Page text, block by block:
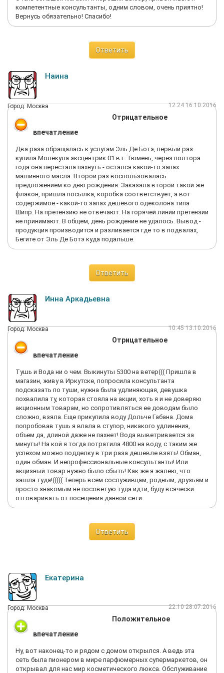
компетентные консультанты, одним словом, очень приятно!
Вернусь обязательно! Спасибо!
Ответить
Наина
Город: Москва 12:24 16.10.2016
Отрицательное
впечатление
Два раза обращалась к услугам Эль Де Ботэ, первый раз
купила Молекула эксцентрик 01 в г. Тюмень, через полтора
года она перестала пахнуть - остался какой-то запах
машинного масла. Второй раз воспользовалась
предложением ко дню рождения. Заказала второй такой же
флакон, пришла посылка, коробка соответствует, а вот
содержимое - какой-то запах дешёвого одеколона типа
Шипр. На претензию не отвечают. На горячей линии претензии
не принимают. В общем, день рождение не удалось. Вывод -
продукция производится и разливается где то в подвалах,
Бегите от Эль Де Ботэ куда подальше.
Ответить
Инна Аркадьевна
Город: Москва 10:45 13.10.2016
Отрицательное
впечатление
Тушь и Вода ни о чем. Выкинуты 5300 на ветер((( Пришла в
магазин, живу в Иркутске, попросила консультанта
подсказать по туши, нужна была удлиняющая, девушка
похвалила ту, которая стояла на акции, хоть я и не доверяю
акционным товарам, но сопротивляться ее доводам было
сложно, взяла. Еще прикупила воду Дольче Габана. Дома
попробовав тушь я впала в ступор, никакого удлинения,
объем да, длиной даже не пахнет! Вода выветривается за
минуты! На кой я тогда потратила 4800 на воду, с таким же
успехом можно подделку в три раза дешевле взять! Обман,
один обман. И непрофессиональные консультанты! Или
акцизный товар нужно было сбыть! Как же я жалею, что
зашла туда!((((( Теперь всем сослуживцам, родным, друзьям и
просто знакомым не посоветую туда идти, буду всячески
отговаривать от посещения данной сети.
Ответить
Екатерина
Город: Москва 22:10 28.07.2016
Положительное
впечатление
Ну, вот наконец-то и рядом с домом открылся. А ведь эта
сеть была пионером в мире парфюмерных супермаркетов, он
открывал для нас мир косметического люкса. Обслуживание